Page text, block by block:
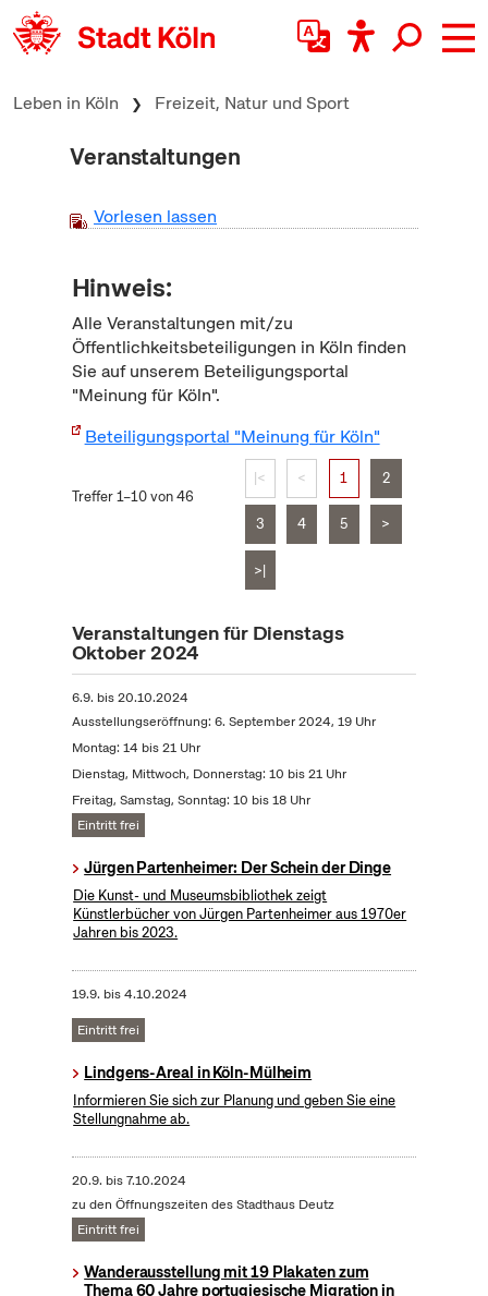
zum Inhalt springen
Leben in Köln Freizeit, Natur und Sport
Veranstaltungen
Vorlesen lassen
Hinweis:
Alle Veranstaltungen mit/zu
Öffentlichkeitsbeteiligungen in Köln finden
Sie auf unserem Beteiligungsportal
"Meinung für Köln".
Beteiligungsportal "Meinung für Köln"
Treffer 1–10 von 46
|< < 1 2
3 4 5 >
>|
Veranstaltungen für Dienstags
Oktober 2024
6.9. bis20.10.2024
Ausstellungseröffnung: 6. September 2024, 19 Uhr
Montag: 14 bis 21 Uhr
Dienstag, Mittwoch, Donnerstag: 10 bis 21 Uhr
Freitag, Samstag, Sonntag: 10 bis 18 Uhr
Eintritt frei
Jürgen Partenheimer: Der Schein der Dinge
Die Kunst- und Museumsbibliothek zeigt
Künstlerbücher von Jürgen Partenheimer aus 1970er
Jahren bis 2023.
19.9. bis4.10.2024
Eintritt frei
Lindgens-Areal in Köln-Mülheim
Informieren Sie sich zur Planung und geben Sie eine
Stellungnahme ab.
20.9. bis7.10.2024
zu den Öffnungszeiten des Stadthaus Deutz
Eintritt frei
Wanderausstellung mit 19 Plakaten zum
Thema 60 Jahre portugiesische Migration in